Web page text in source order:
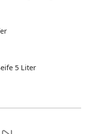
5 Liter